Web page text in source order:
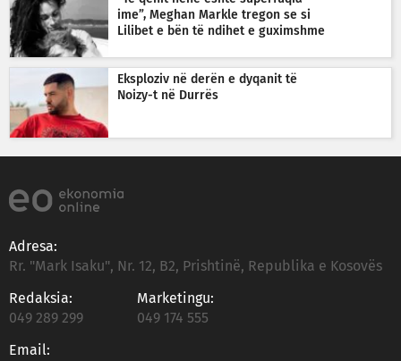
ime”, Meghan Markle tregon se si
Lilibet e bën të ndihet e guximshme
Eksploziv në derën e dyqanit të
Noizy-t në Durrës
Adresa:
Rr. "Mark Isaku", Nr. 12, B2, Prishtinë, Republika e Kosovës
Redaksia:
049 289 299
Marketingu:
049 174 555
Email: